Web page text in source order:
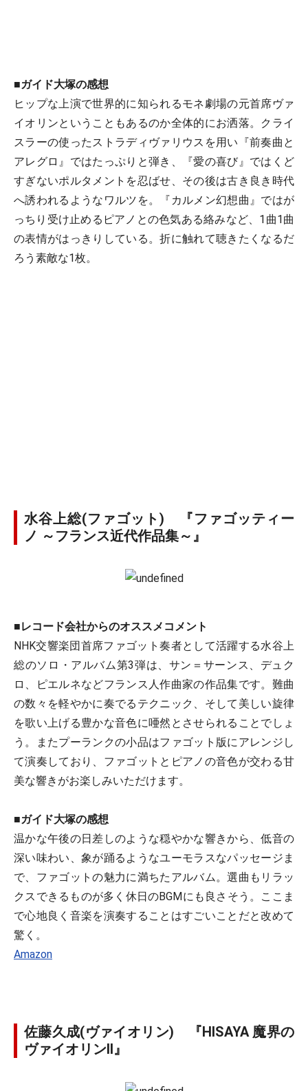
■ガイド大塚の感想
ヒップな上演で世界的に知られるモネ劇場の元首席ヴァ
イオリンということもあるのか全体的にお洒落。クライ
スラーの使ったストラディヴァリウスを用い『前奏曲と
アレグロ』ではたっぷりと弾き、『愛の喜び』ではくど
すぎないポルタメントを忍ばせ、その後は古き良き時代
へ誘われるようなワルツを。『カルメン幻想曲』ではが
っちり受け止めるピアノとの色気ある絡みなど、1曲1曲
の表情がはっきりしている。折に触れて聴きたくなるだ
ろう素敵な1枚。
水谷上総(ファゴット) 『ファゴッティー
ノ ～フランス近代作品集～』
■レコード会社からのオススメコメント
NHK交響楽団首席ファゴット奏者として活躍する水谷上
総のソロ・アルバム第3弾は、サン＝サーンス、デュク
ロ、ピエルネなどフランス人作曲家の作品集です。難曲
の数々を軽やかに奏でるテクニック、そして美しい旋律
を歌い上げる豊かな音色に唖然とさせられることでしょ
う。またプーランクの小品はファゴット版にアレンジし
て演奏しており、ファゴットとピアノの音色が交わる甘
美な響きがお楽しみいただけます。
■ガイド大塚の感想
温かな午後の日差しのような穏やかな響きから、低音の
深い味わい、象が踊るようなユーモラスなパッセージま
で、ファゴットの魅力に満ちたアルバム。選曲もリラッ
クスできるものが多く休日のBGMにも良さそう。ここま
で心地良く音楽を演奏することはすごいことだと改めて
驚く。
Amazon
佐藤久成(ヴァイオリン) 『HISAYA 魔界の
ヴァイオリンII』